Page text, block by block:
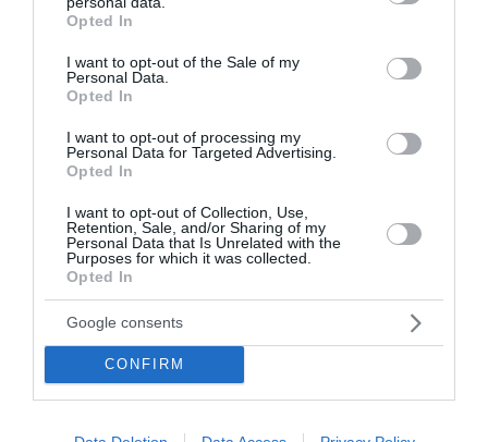
grant or deny consent to Google and its third-party tags to
use your data for below specified purposes in below Google
consent section.
Opted In
I want to opt-out of the Sale of my
Personal Data.
Opted In
I want to opt-out of processing my
Personal Data for Targeted Advertising.
Opted In
I want to opt-out of Collection, Use,
Retention, Sale, and/or Sharing of my
Personal Data that Is Unrelated with the
Purposes for which it was collected.
Opted In
Google consents
CONFIRM
διαβάστε επίσης
περισσότερες ειδήσεις από το lykavitos.gr